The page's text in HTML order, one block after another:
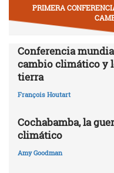
PRIMERA
Conferencia
cambio climático y
tierra
François Houtart
Cochabamba, la
climático
Amy Goodman